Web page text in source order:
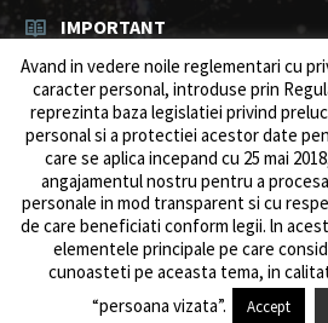
IMPORTANT
Rezultat concurs expert – proba
06/08/2026 inResurse umane / Achizitii
Anunt concurs
05/08/2026 Resurse umane / Achizitii
© 2026 Primăria Comunei
Avand in vedere noile reglementari cu
caracter personal, introduse prin
reprezinta baza legislatiei privind
personal si a protectiei acestor date
care se aplica incepand cu 25 mai
angajamentul nostru pentru a
personale in mod transparent si cu
de care beneficiati conform legii. ln
elementele principale pe care
cunoasteti pe aceasta tema, in
“persoana vizata”.
Accept